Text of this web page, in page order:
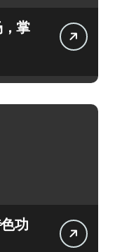
掌
功